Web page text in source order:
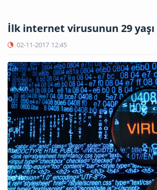
İlk internet virusunun 29
02-11-2017 12:45